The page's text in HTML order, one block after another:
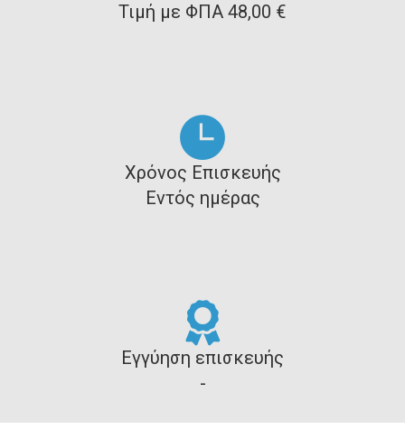
Τιμή με ΦΠΑ 48,00 €
Χρόνος Επισκευής
Εντός ημέρας
Εγγύηση επισκευής
-